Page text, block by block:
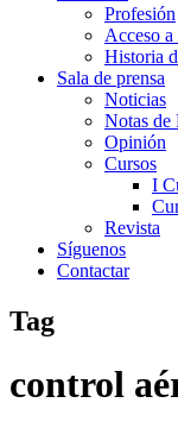
Profesión
Acceso
Historia
Sala de prensa
Noticias
Notas de
Opinión
Cursos
I
Revista
Síguenos
Contactar
Tag
control